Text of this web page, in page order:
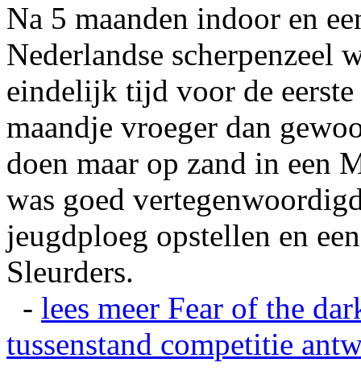
Na 5 maanden indoor en
Nederlandse scherpenzeel
eindelijk tijd voor de
maandje vroeger dan
doen maar op zand in een
was goed
jeugdploeg opstellen en
Sleurders.
- lees meer Fear of the
tussenstand competitie